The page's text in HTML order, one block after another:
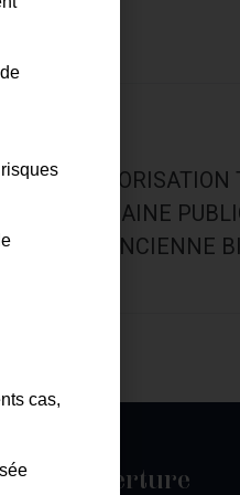
D’AUTORISATION
DU DOMAINE
ANCIENNE
d'ouverture
cas,